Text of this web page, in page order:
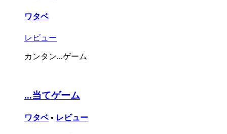
ワタベ
レビュー
カンタン...ゲーム
...当てゲーム
ワタベ • レビュー